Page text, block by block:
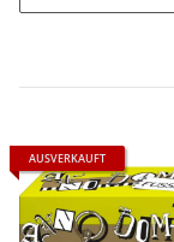
AUSVERKAUFT